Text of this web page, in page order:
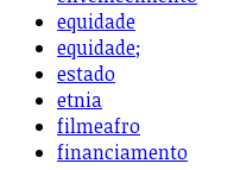
equidade
equidade;
estado
etnia
filmeafro
financiamento